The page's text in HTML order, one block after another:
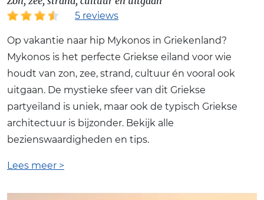
5 reviews
Op vakantie naar hip Mykonos in Griekenland?
Mykonos is het perfecte Griekse eiland voor wie
houdt van zon, zee, strand, cultuur én vooral ook
uitgaan. De mystieke sfeer van dit Griekse
partyeiland is uniek, maar ook de typisch Griekse
architectuur is bijzonder. Bekijk alle
bezienswaardigheden en tips.
Lees meer >